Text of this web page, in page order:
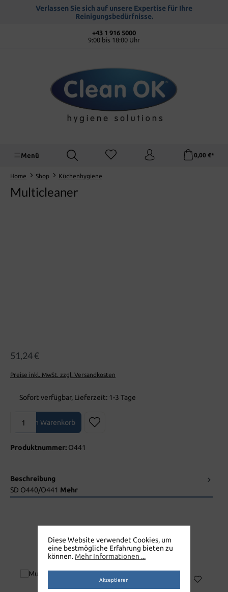
springenVerlassen Sie sich auf unsere Expertise für Ihre
Reinigungsbedürfnisse.
+43 1 916 5000
9:00 bis 18:00 Uhr
Menü 0,00 €*
Home Shop Küchenhygiene
Multicleaner
51,24 €
Preise inkl. MwSt. zzgl. Versandkosten
Sofort verfügbar, Lieferzeit: 1-3 Tage
Produkt Anzahl: Gib den gewünschten Wert ein oder benutze die
In den Warenkorb
Produktnummer: O441
Beschreibung
SD O440/O441 Mehr
MULTICLEANER
Diese Website verwendet Cookies, um
eine bestmögliche Erfahrung bieten zu
können. Mehr Informationen ...
Akzeptieren